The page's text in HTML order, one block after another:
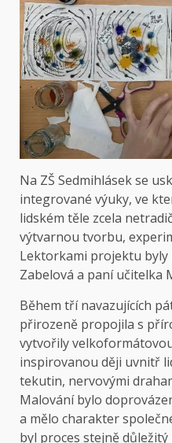
Na ZŠ Sedmihlásek se
integrované výuky, ve
lidském těle zcela
výtvarnou tvorbu,
Lektorkami projektu byly
Zabelová a paní učitelka
Během tří navazujících
přirozeně propojila s
vytvořily
inspirovanou ději uvnitř
tekutin, nervovými
Malování bylo
a mělo charakter
byl proces stejně důležitý